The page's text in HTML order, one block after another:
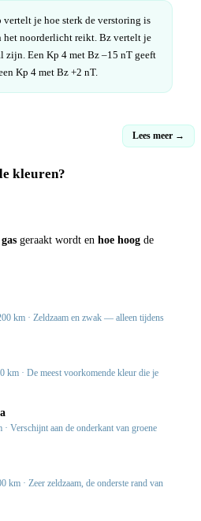
vertelt je hoe sterk de verstoring is
het noorderlicht reikt. Bz vertelt je
zijn. Een Kp 4 met Bz –15 nT geeft
Kp 4 met Bz +2 nT.
Lees meer →
kleuren?
geraakt wordt en hoe hoog de
km · Zeldzaam en zwak — alleen tijdens
km · De meest voorkomende kleur die je
Verschijnt aan de onderkant van groene
km · Zeer zeldzaam, de onderste rand van